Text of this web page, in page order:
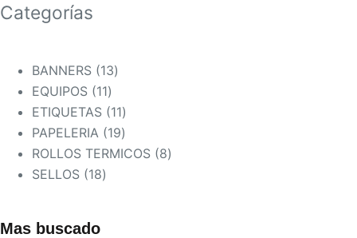
Categorías
BANNERS 1313
EQUIPOS 1111
productos
ETIQUETAS 1111
productos
PAPELERIA 1919
productos
ROLLOS TERMICOS 88
SELLOS 1818
Mas buscado